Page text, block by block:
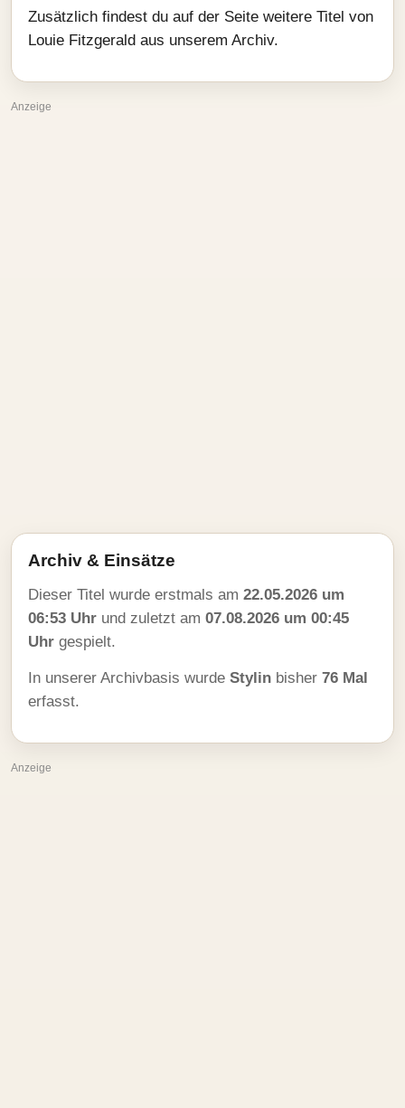
Zusätzlich findest du auf der Seite weitere Titel von
Louie Fitzgerald aus unserem Archiv.
Anzeige
Archiv & Einsätze
Dieser Titel wurde erstmals am 22.05.2026 um
06:53 Uhr und zuletzt am 07.08.2026 um 00:45
Uhr gespielt.
In unserer Archivbasis wurde Stylin bisher 76 Mal
erfasst.
Anzeige